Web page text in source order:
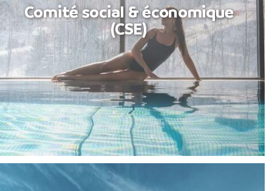
Comité social & économique
(CSE)